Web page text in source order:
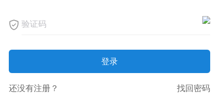
登录
还没有注册？ 找回密码